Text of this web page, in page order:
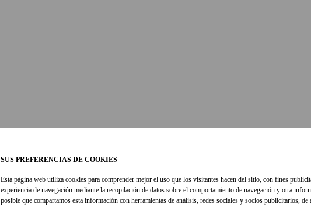
SUS PREFERENCIAS DE COOKIES
Esta página web utiliza cookies para comprender mejor el uso que los visitantes hacen del sitio, con fines
experiencia de navegación mediante la recopilación de datos sobre el comportamiento de navegación y otra
posible que compartamos esta información con herramientas de análisis, redes sociales y socios publicitarios, de